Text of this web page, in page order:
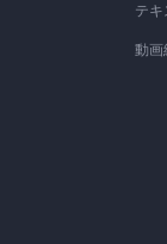
テ
動画